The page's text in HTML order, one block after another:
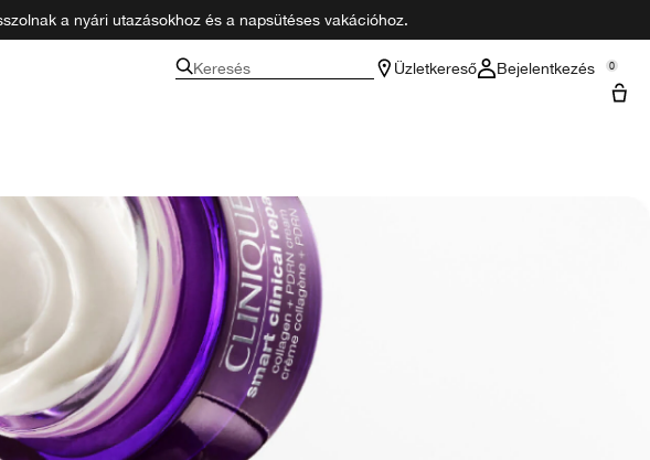
a nyári utazásokhoz és a napsütéses vakációhoz.
Keresés Üzletkereső Bejelentkezés 0